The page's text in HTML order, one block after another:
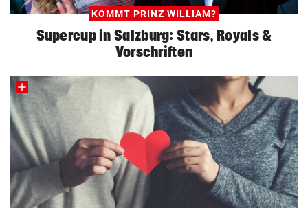
KOMMT PRINZ WILLIAM?
Supercup in Salzburg: Stars, Royals &
Vorschriften